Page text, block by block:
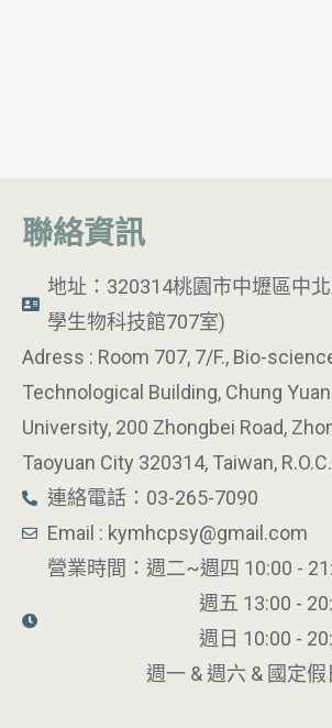
聯絡資訊
地址：320314桃園市中壢區中
學生物科技館707室)
Adress : Room 707, 7/F., Bio-
Technological Building, Chung
University, 200 Zhongbei Road,
Taoyuan City 320314, Taiwan, R.O.C.
連絡電話：03-265-7090
Email : kymhcpsy@gmail.com
營業時間：週二~週四 10:00 -
週五 13:00 -
週日 10:00 -
週一 & 週六 & 國定假